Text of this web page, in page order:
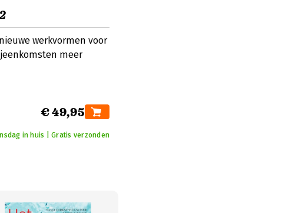
werkvormen voor
meer
€ 49,95
in huis | Gratis verzonden